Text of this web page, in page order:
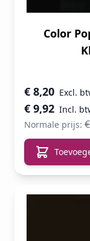
Color
Speciale prijs
€ 9,92
€ 8,20
Normale prijs: